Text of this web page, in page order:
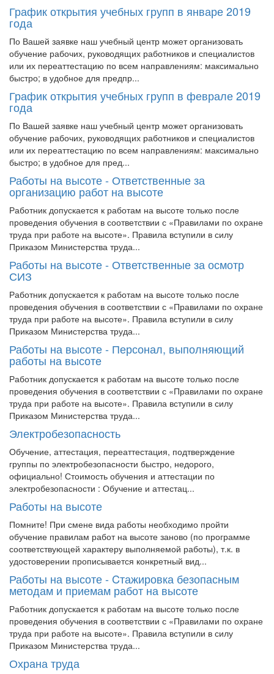
График открытия учебных групп в январе 2019
года
По Вашей заявке наш учебный центр может организовать
обучение рабочих, руководящих работников и специалистов
или их переаттестацию по всем направлениям: максимально
быстро; в удобное для предпр...
График открытия учебных групп в феврале 2019
года
По Вашей заявке наш учебный центр может организовать
обучение рабочих, руководящих работников и специалистов
или их переаттестацию по всем направлениям: максимально
быстро; в удобное для пред...
Работы на высоте - Ответственные за
организацию работ на высоте
Работник допускается к работам на высоте только после
проведения обучения в соответствии с «Правилами по охране
труда при работе на высоте». Правила вступили в силу
Приказом Министерства труда...
Работы на высоте - Ответственные за осмотр
СИЗ
Работник допускается к работам на высоте только после
проведения обучения в соответствии с «Правилами по охране
труда при работе на высоте». Правила вступили в силу
Приказом Министерства труда...
Работы на высоте - Персонал, выполняющий
работы на высоте
Работник допускается к работам на высоте только после
проведения обучения в соответствии с «Правилами по охране
труда при работе на высоте». Правила вступили в силу
Приказом Министерства труда...
Электробезопасность
Обучение, аттестация, переаттестация, подтверждение
группы по электробезопасности быстро, недорого,
официально! Стоимость обучения и аттестации по
электробезопасности : Обучение и аттестац...
Работы на высоте
Помните! При смене вида работы необходимо пройти
обучение правилам работ на высоте заново (по программе
соответствующей характеру выполняемой работы), т.к. в
удостоверении прописывается конкретный вид...
Работы на высоте - Cтажировка безопасным
методам и приемам работ на высоте
Работник допускается к работам на высоте только после
проведения обучения в соответствии с «Правилами по охране
труда при работе на высоте». Правила вступили в силу
Приказом Министерства труда...
Охрана труда